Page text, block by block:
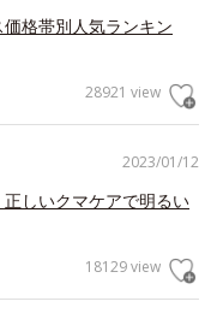
価格帯別人気ランキン
28921 view
2023/01/12
正しいクマケアで明るい
18129 view